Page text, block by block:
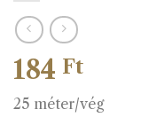
184 Ft
25 méter/vég